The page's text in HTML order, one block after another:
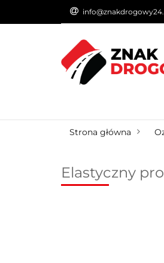
Strona główna
Elastyczny